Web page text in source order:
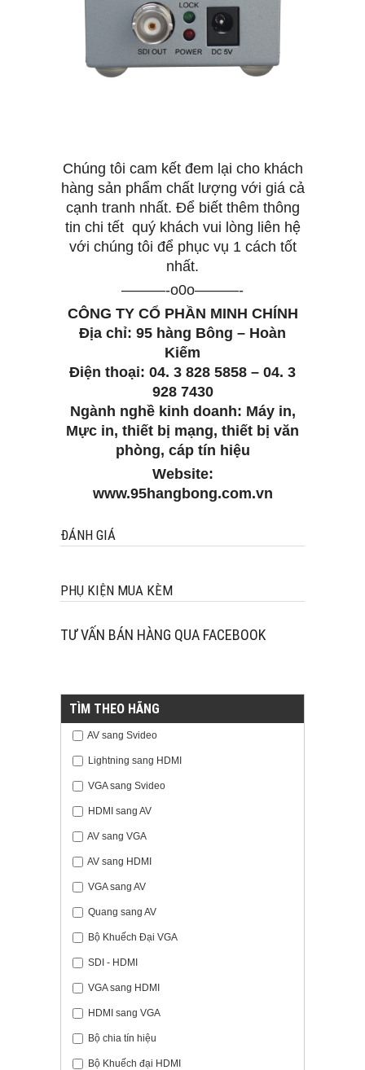
Chúng tôi cam kết đem lại cho khách
hàng sản phẩm chất lượng với giá cả
cạnh tranh nhất. Để biết thêm thông
tin chi tết quý khách vui lòng liên hệ
với chúng tôi để phục vụ 1 cách tốt
nhất.
———-o0o———-
CÔNG TY CỔ PHẦN MINH CHÍNH
Địa chỉ: 95 hàng Bông – Hoàn
Kiếm
Điện thoại: 04. 3 828 5858 – 04. 3
928 7430
Ngành nghề kinh doanh: Máy in,
Mực in, thiết bị mạng, thiết bị văn
phòng, cáp tín hiệu
Website:
www.95hangbong.com.vn
ĐÁNH GIÁ
PHỤ KIỆN MUA KÈM
TƯ VẤN BÁN HÀNG QUA FACEBOOK
TÌM THEO HÃNG
AV sang Svideo
Lightning sang HDMI
VGA sang Svideo
HDMI sang AV
AV sang VGA
AV sang HDMI
VGA sang AV
Quang sang AV
Bộ Khuếch Đại VGA
SDI - HDMI
VGA sang HDMI
HDMI sang VGA
Bộ chia tín hiệu
Bộ Khuếch đại HDMI